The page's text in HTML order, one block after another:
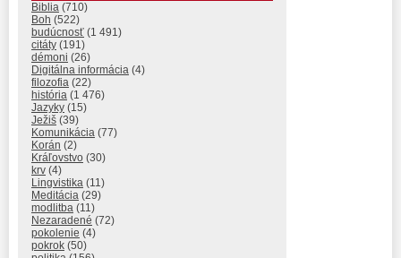
Biblia (710)
Boh (522)
budúcnosť (1 491)
citáty (191)
démoni (26)
Digitálna informácia (4)
filozofia (22)
história (1 476)
Jazyky (15)
Ježiš (39)
Komunikácia (77)
Korán (2)
Kráľovstvo (30)
krv (4)
Lingvistika (11)
Meditácia (29)
modlitba (11)
Nezaradené (72)
pokolenie (4)
pokrok (50)